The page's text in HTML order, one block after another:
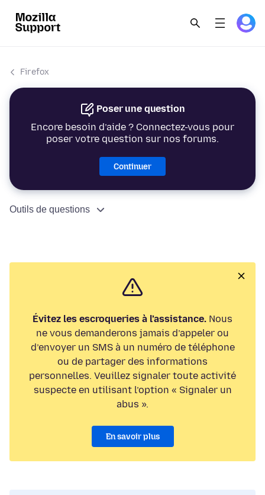
Firefox
Poser une question
Encore besoin d’aide ? Connectez-vous pour
poser votre question sur nos forums.
Continuer
Outils de questions
Évitez les escroqueries à l’assistance. Nous
ne vous demanderons jamais d’appeler ou
d’envoyer un SMS à un numéro de téléphone
ou de partager des informations
personnelles. Veuillez signaler toute activité
suspecte en utilisant l’option « Signaler un
abus ».
En savoir plus